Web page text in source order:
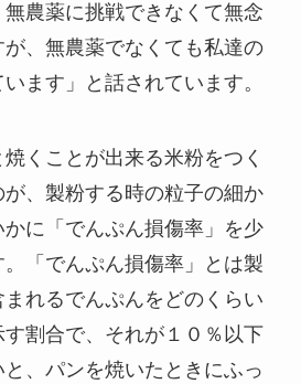
農薬に挑戦できなくて無念
、無農薬でなくても私達の
ます」と話されています。
くことが出来る米粉をつく
、製粉する時の粒子の細か
に「でんぷん損傷率」を少
「でんぷん損傷率」とは製
れるでんぷんをどのくらい
割合で、それが１０％以下
、パンを焼いたときにふっ